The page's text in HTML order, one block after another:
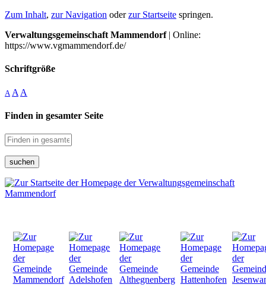
Zum Inhalt, zur Navigation oderzur Startseite springen.
Verwaltungsgemeinschaft Mammendorf| Online:
https://www.vgmammendorf.de/
Schriftgröße
A A A
Finden in gesamter Seite
suchen